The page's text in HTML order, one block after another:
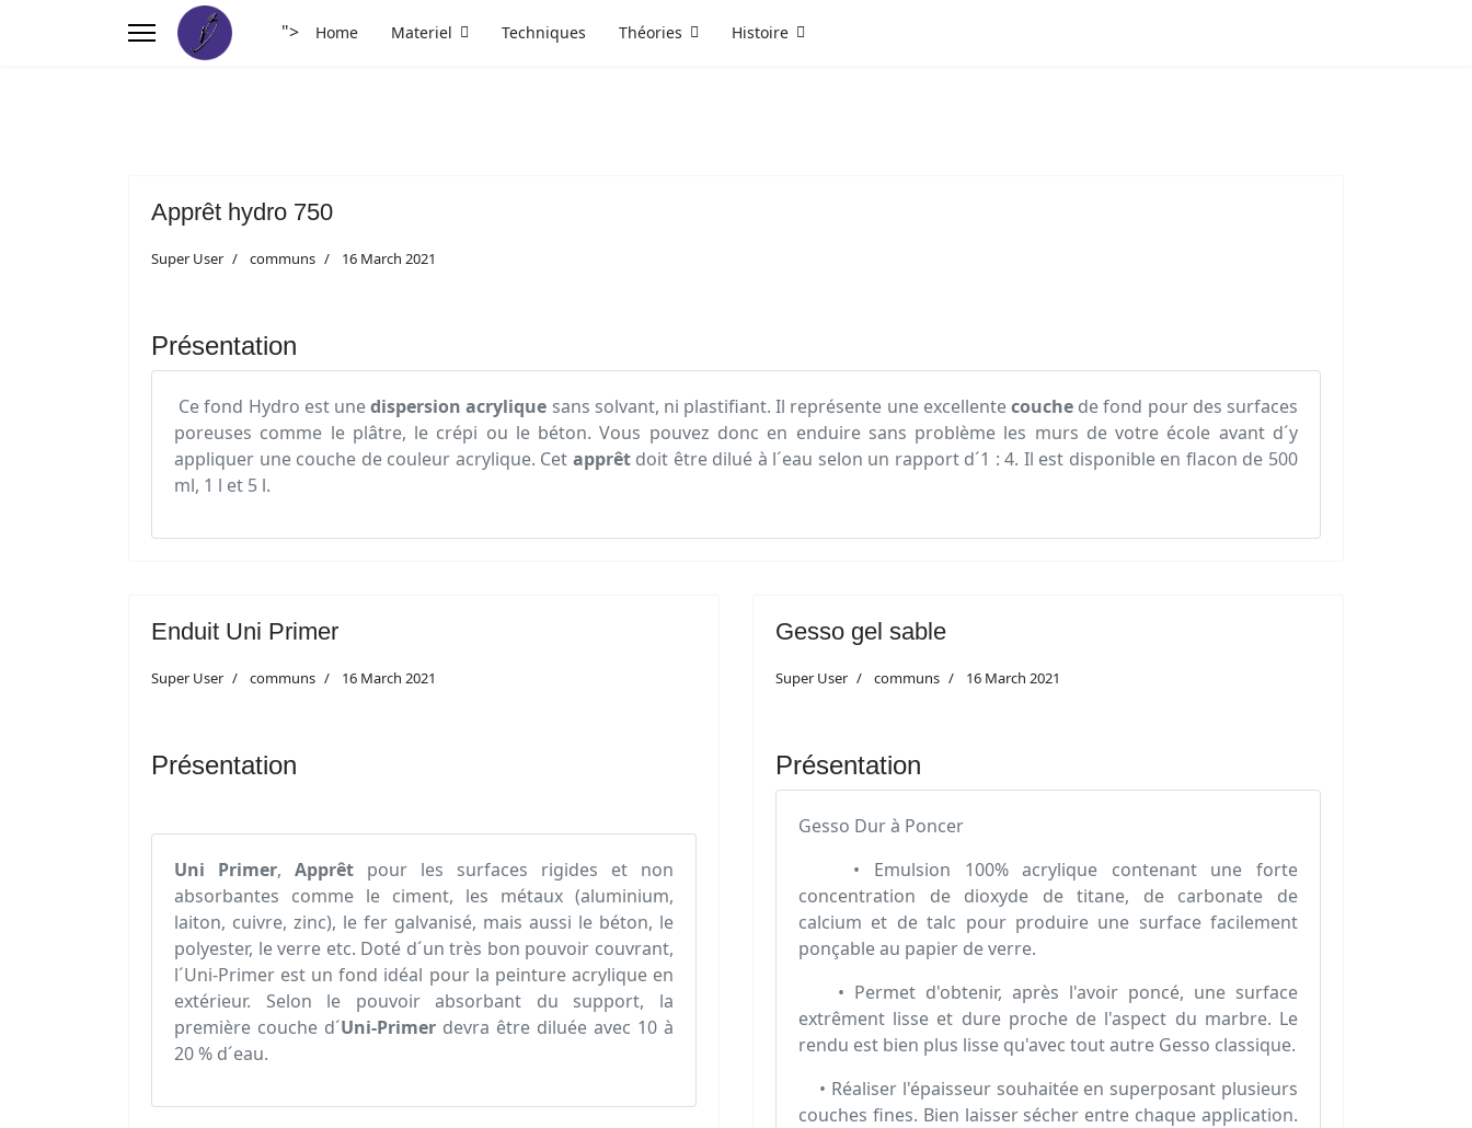
"> Home Materiel Techniques Théories Histoire
Apprêt hydro 750
Super User communs 16 March 2021
Présentation
Ce fond Hydro est unedispersion acrylique sans solvant, ni plastifiant. Il représente une excellentecouche de fond pour des surfaces
poreuses comme le plâtre, le crépi ou le béton. Vous pouvez donc en enduire sans problème les murs de votre école avant d´y
appliquer une couche de couleur acrylique. Cet apprêt doit être dilué à l´eau selon un rapport d´1 : 4. Il est disponible en flacon de 500
ml, 1 l et 5 l.
Enduit Uni Primer
Super User communs 16 March 2021
Présentation
Uni Primer, Apprêt pour les surfaces rigides et non
absorbantes comme le ciment, les métaux (aluminium,
laiton, cuivre, zinc), le fer galvanisé, mais aussi le béton, le
polyester, le verre etc. Doté d´un très bon pouvoir couvrant,
l´Uni-Primer est un fond idéal pour la peinture acrylique en
extérieur. Selon le pouvoir absorbant du support, la
première couche d´Uni-Primer devra être diluée avec 10 à
20 % d´eau.
Gesso gel sable
Super User communs 16 March 2021
Présentation
Gesso Dur à Poncer
• Emulsion 100% acrylique contenant une forte
concentration de dioxyde de titane, de carbonate de
calcium et de talc pour produire une surface facilement
ponçable au papier de verre.
• Permet d'obtenir, après l'avoir poncé, une surface
extrêment lisse et dure proche de l'aspect du marbre. Le
rendu est bien plus lisse qu'avec tout autre Gesso classique.
• Réaliser l'épaisseur souhaitée en superposant plusieurs
couches fines. Bien laisser sécher entre chaque application.